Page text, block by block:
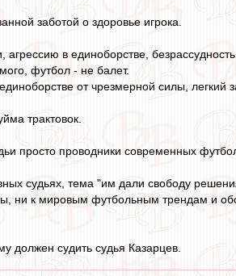
заботой о здоровье игрока.
агрессию в единоборстве,
футбол - не балет.
от чрезмерной силы, легкий
трактовок.
просто проводники современных
судьях, тема "им дали свободу
ни к мировым футбольным трендам и
должен судить судья Казарцев.